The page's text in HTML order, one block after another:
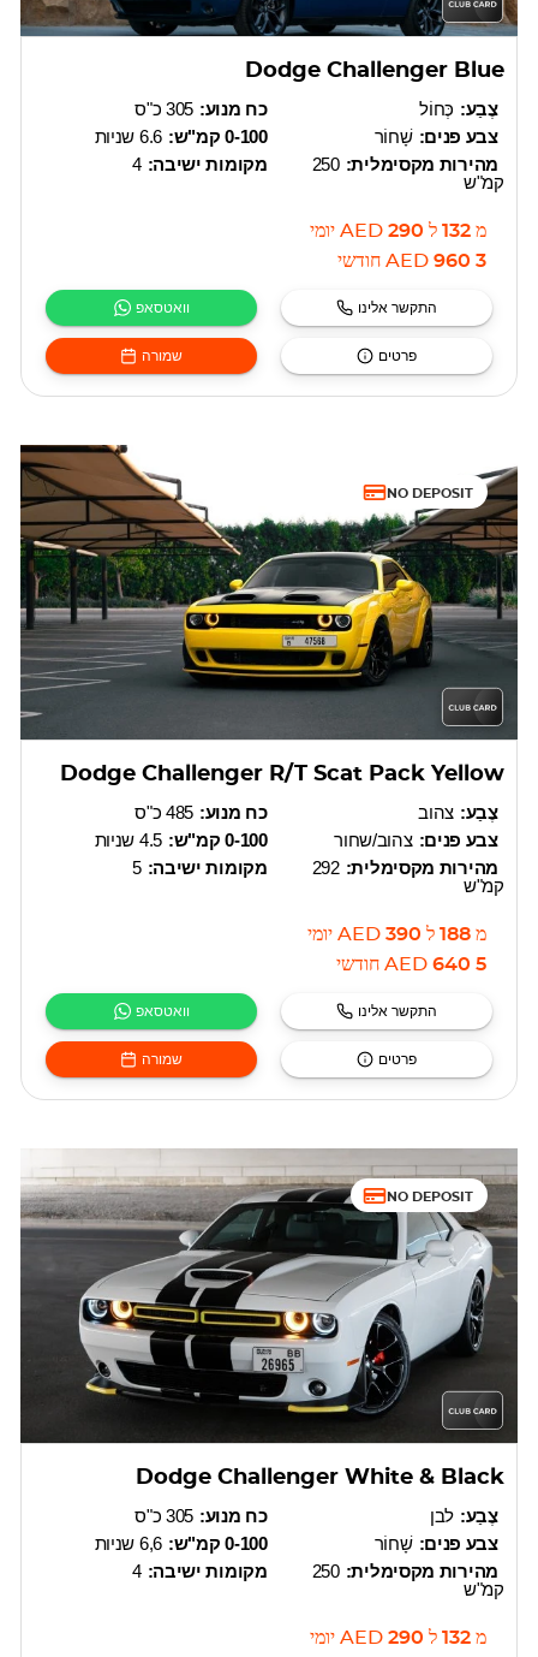
Dodge Challenger Blue
כח מנוע: 305 כ"ס
0-100 קמ"ש:
6.6 שניות
מקומות ישיבה: 4
צֶבַע: כְּחוֹל
צבע פנים: שָׁחוֹר
מהירות מקסימלית: 250
קמ"ש
מ 132 ל 290
AED יומי
3 960
AED חודשי
וואטסאפ התקשר אלינו
שמורה פרטים
NO DEPOSIT
Dodge Challenger R/T Scat Pack Yellow
כח מנוע: 485 כ"ס
0-100 קמ"ש:
4.5 שניות
מקומות ישיבה: 5
צֶבַע: צהוב
צבע פנים: צהוב/שחור
מהירות מקסימלית: 292
קמ"ש
מ 188 ל 390
AED יומי
5 640
AED חודשי
וואטסאפ התקשר אלינו
שמורה פרטים
NO DEPOSIT
Dodge Challenger White & Black
כח מנוע: 305 כ"ס
0-100 קמ"ש:
6,6 שניות
מקומות ישיבה: 4
צֶבַע: לבן
צבע פנים: שָׁחוֹר
מהירות מקסימלית: 250
קמ"ש
מ 132 ל 290
AED יומי